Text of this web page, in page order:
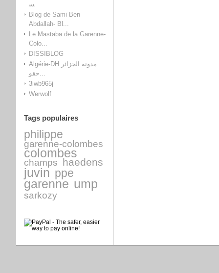
ﺴ
Blog de Sami Ben
Abdallah- Bl...
Le Mastaba de la Garenne-
Colo...
DISSIBLOG
Algérie-DH مدونة الجزائر
حقو...
3iwb965j
Werwolf
Tags populaires
philippe
garenne-colombes
colombes
champs haedens
juvin ppe
garenne ump
sarkozy